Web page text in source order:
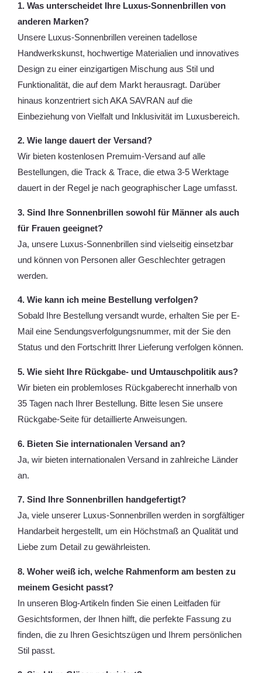
1. Was unterscheidet Ihre Luxus-Sonnenbrillen von
anderen Marken?
Unsere Luxus-Sonnenbrillen vereinen tadellose
Handwerkskunst, hochwertige Materialien und innovatives
Design zu einer einzigartigen Mischung aus Stil und
Funktionalität, die auf dem Markt herausragt. Darüber
hinaus konzentriert sich AKA SAVRAN auf die
Einbeziehung von Vielfalt und Inklusivität im Luxusbereich.
2. Wie lange dauert der Versand?
Wir bieten kostenlosen Premuim-Versand auf alle
Bestellungen, die Track & Trace, die etwa 3-5 Werktage
dauert in der Regel je nach geographischer Lage umfasst.
3. Sind Ihre Sonnenbrillen sowohl für Männer als auch
für Frauen geeignet?
Ja, unsere Luxus-Sonnenbrillen sind vielseitig einsetzbar
und können von Personen aller Geschlechter getragen
werden.
4. Wie kann ich meine Bestellung verfolgen?
Sobald Ihre Bestellung versandt wurde, erhalten Sie per E-
Mail eine Sendungsverfolgungsnummer, mit der Sie den
Status und den Fortschritt Ihrer Lieferung verfolgen können.
5. Wie sieht Ihre Rückgabe- und Umtauschpolitik aus?
Wir bieten ein problemloses Rückgaberecht innerhalb von
35 Tagen nach Ihrer Bestellung. Bitte lesen Sie unsere
Rückgabe-Seite für detaillierte Anweisungen.
6. Bieten Sie internationalen Versand an?
Ja, wir bieten internationalen Versand in zahlreiche Länder
an.
7. Sind Ihre Sonnenbrillen handgefertigt?
Ja, viele unserer Luxus-Sonnenbrillen werden in sorgfältiger
Handarbeit hergestellt, um ein Höchstmaß an Qualität und
Liebe zum Detail zu gewährleisten.
8. Woher weiß ich, welche Rahmenform am besten zu
meinem Gesicht passt?
In unseren Blog-Artikeln finden Sie einen Leitfaden für
Gesichtsformen, der Ihnen hilft, die perfekte Fassung zu
finden, die zu Ihren Gesichtszügen und Ihrem persönlichen
Stil passt.